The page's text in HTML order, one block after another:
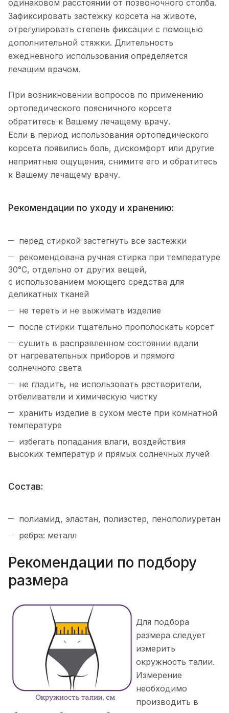
одинаковом расстоянии от позвоночного столба.
Зафиксировать застежку корсета на животе,
отрегулировать степень фиксации с помощью
дополнительной стяжки. Длительность
ежедневного использования определяется
лечащим врачом.
При возникновении вопросов по применению
ортопедического поясничного корсета
обратитесь к Вашему лечащему врачу.
Если в период использования ортопедического
корсета появились боль, дискомфорт или другие
неприятные ощущения, снимите его и обратитесь
к Вашему лечащему врачу.
Рекомендации по уходу и хранению:
перед стиркой застегнуть все застежки
рекомендована ручная стирка при температуре
30°C, отдельно от других вещей,
с использованием моющего средства для
деликатных тканей
не тереть и не выжимать изделие
после стирки тщательно прополоскать корсет
сушить в расправленном состоянии вдали
от нагревательных приборов и прямого
солнечного света
не гладить, не использовать растворители,
отбеливатели и химическую чистку
хранить изделие в сухом месте при комнатной
температуре
избегать попадания влаги, воздействия
высоких температур и прямых солнечных лучей
Состав:
полиамид, эластан, полиэстер, пенополиуретан
ребра: металл
Рекомендации по подбору
размера
Для подбора
размера следует
измерить
окружность талии.
Измерение
необходимо
производить в